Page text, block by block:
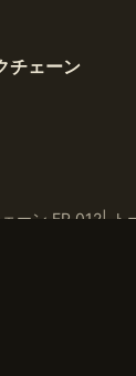
チェーン
ーン EP.012| ト